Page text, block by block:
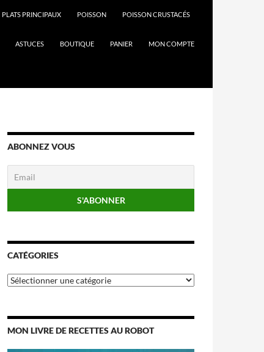
PLATS PRINCIPAUX POISSON POISSON CRUSTACÉS
ASTUCES BOUTIQUE PANIER MON COMPTE
ABONNEZ VOUS
CATÉGORIES
Catégories
MON LIVRE DE RECETTES AU ROBOT